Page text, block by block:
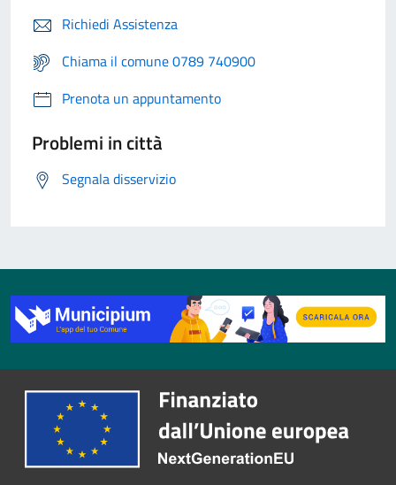
Richiedi Assistenza
Chiama il comune 0789 740900
Prenota un appuntamento
Problemi in città
Segnala disservizio